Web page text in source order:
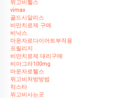
위고비헬스
vimax
골드시알리스
비만치료제 구매
비닉스
마운자로다이어트부작용
프릴리지
비만치료제 대리구매
비아그라100mg
마운자로헬스
위고비처방방법
칵스타
위고비사는곳